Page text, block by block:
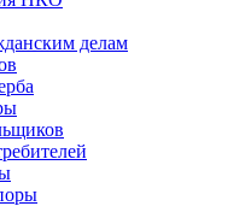
делам